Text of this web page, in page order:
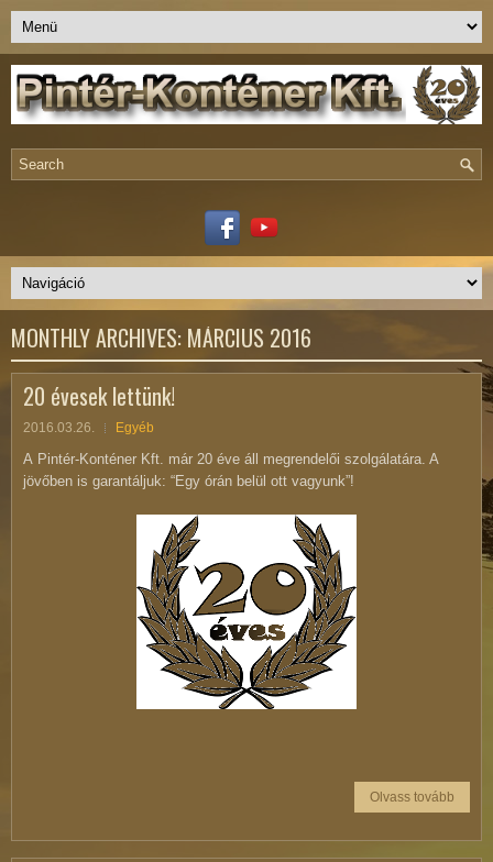
MONTHLY ARCHIVES: MÁRCIUS 2016
20 évesek lettünk!
2016.03.26. Egyéb
A Pintér-Konténer Kft. már 20 éve áll megrendelői szolgálatára. A
jövőben is garantáljuk: “Egy órán belül ott vagyunk”!
Olvass tovább